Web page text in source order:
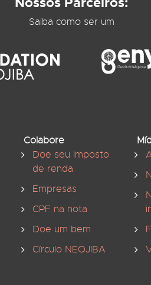
Saiba como ser um
Colabore
Doe seu Imposto
de renda
Empresas
CPF na nota
Doe um bem
Círculo NEOJIBA